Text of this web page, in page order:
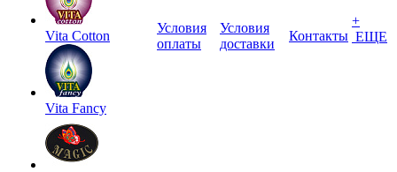
Vita Cotton
Vita Fancy
Условия
оплаты
Условия
доставки
Контакты
+
ЕЩЕ